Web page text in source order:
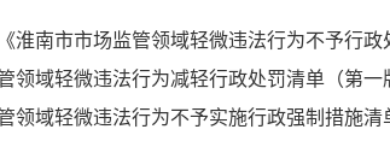
淮南市市场监管领域轻微违法行为不予行
领域轻微违法行为减轻行政处罚清单（第
领域轻微违法行为不予实施行政强制措施